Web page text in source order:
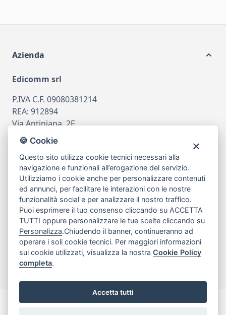
Azienda
Edicomm srl
P.IVA C.F. 09080381214
REA: 912894
Via Antiniana, 2F
80078 Pozzuoli
tel081.7515380
emailinfo@edicomm.it
Assistenza Clienti
Chi siamo
My Account
🍪 Cookie
Questo sito utilizza cookie tecnici necessari alla
navigazione e funzionali all’erogazione del servizio.
Utilizziamo i cookie anche per personalizzare contenuti
ed annunci, per facilitare le interazioni con le nostre
funzionalità social e per analizzare il nostro traffico.
Puoi esprimere il tuo consenso cliccando su ACCETTA
TUTTI oppure personalizzare le tue scelte cliccando su
Personalizza.Chiudendo il banner, continueranno ad
operare i soli cookie tecnici. Per maggiori informazioni
sui cookie utilizzati, visualizza la nostraCookie Policy
completa.
Accetta tutti